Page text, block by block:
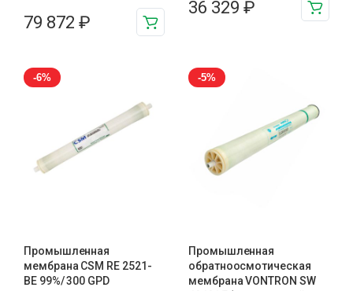
79 872 ₽
36 329 ₽
-6%
Промышленная
мембрана CSM RE 2521-
BE 99%/ 300 GPD
-5%
Промышленная
обратноосмотическая
мембрана VONTRON SW